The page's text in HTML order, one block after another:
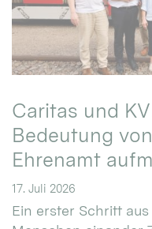
Caritas und
Bedeutung
Ehrenamt
17. Juli 2026
Ein erster Schritt